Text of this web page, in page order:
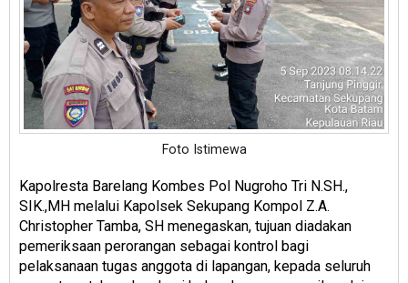
Foto Istimewa
Kapolresta Barelang Kombes Pol Nugroho Tri N.SH.,
SIK.,MH melalui Kapolsek Sekupang Kompol Z.A.
Christopher Tamba, SH menegaskan, tujuan diadakan
pemeriksaan perorangan sebagai kontrol bagi
pelaksanaan tugas anggota di lapangan, kepada seluruh